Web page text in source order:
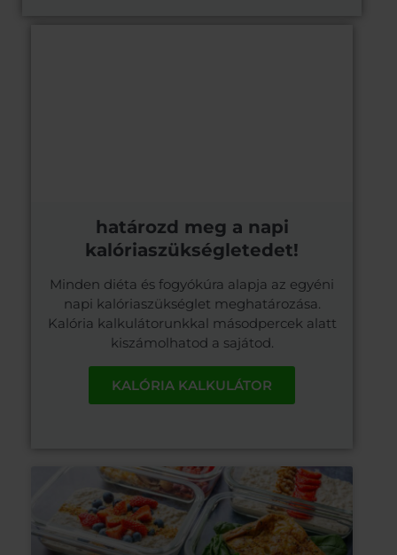
határozd meg a napi
kalóriaszükségletedet!
Minden diéta és fogyókúra alapja az egyéni
napi kalóriaszükséglet meghatározása.
Kalória kalkulátorunkkal másodpercek alatt
kiszámolhatod a sajátod.
KALÓRIA KALKULÁTOR